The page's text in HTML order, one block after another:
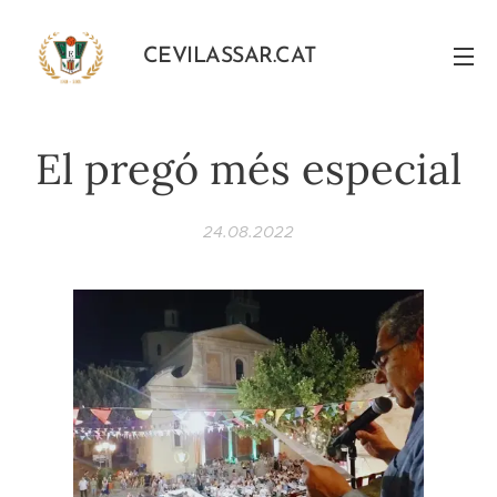
CEVILASSAR.CAT
El pregó més especial
24.08.2022